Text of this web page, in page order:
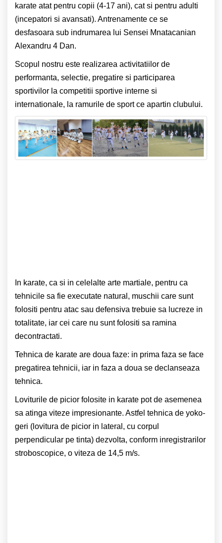
karate atat pentru copii (4-17 ani), cat si pentru adulti
(incepatori si avansati). Antrenamente ce se
desfasoara sub indrumarea lui Sensei Mnatacanian
Alexandru 4 Dan.
Scopul nostru este realizarea activitatiilor de
performanta, selectie, pregatire si participarea
sportivilor la competitii sportive interne si
internationale, la ramurile de sport ce apartin clubului.
In karate, ca si in celelalte arte martiale, pentru ca
tehnicile sa fie executate natural, muschii care sunt
folositi pentru atac sau defensiva trebuie sa lucreze in
totalitate, iar cei care nu sunt folositi sa ramina
decontractati.
Tehnica de karate are doua faze: in prima faza se face
pregatirea tehnicii, iar in faza a doua se declanseaza
tehnica.
Loviturile de picior folosite in karate pot de asemenea
sa atinga viteze impresionante. Astfel tehnica de yoko-
geri (lovitura de picior in lateral, cu corpul
perpendicular pe tinta) dezvolta, conform inregistrarilor
stroboscopice, o viteza de 14,5 m/s.